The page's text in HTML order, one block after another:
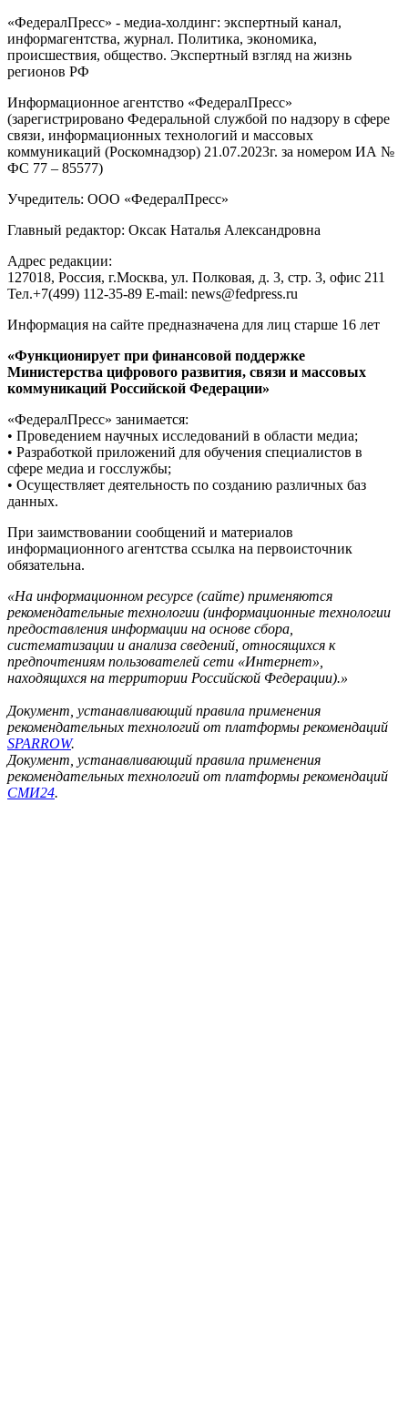
«ФедералПресс» - медиа-холдинг: экспертный канал,
информагентства, журнал. Политика, экономика,
происшествия, общество. Экспертный взгляд на жизнь
регионов РФ
Информационное агентство «ФедералПресс»
(зарегистрировано Федеральной службой по надзору в сфере
связи, информационных технологий и массовых
коммуникаций (Роскомнадзор) 21.07.2023г. за номером ИА №
ФС 77 – 85577)
Учредитель: ООО «ФедералПресс»
Главный редактор: Оксак Наталья Александровна
Адрес редакции:
127018, Россия, г.Москва, ул. Полковая, д. 3, стр. 3, офис 211
Тел.+7(499) 112-35-89 E-mail: news@fedpress.ru
Информация на сайте предназначена для лиц старше 16 лет
«Функционирует при финансовой поддержке
Министерства цифрового развития, связи и массовых
коммуникаций Российской Федерации»
«ФедералПресс» занимается:
• Проведением научных исследований в области медиа;
• Разработкой приложений для обучения специалистов в
сфере медиа и госслужбы;
• Осуществляет деятельность по созданию различных баз
данных.
При заимствовании сообщений и материалов
информационного агентства ссылка на первоисточник
обязательна.
«На информационном ресурсе (сайте) применяются
рекомендательные технологии (информационные технологии
предоставления информации на основе сбора,
систематизации и анализа сведений, относящихся к
предпочтениям пользователей сети «Интернет»,
находящихся на территории Российской Федерации).»
Документ, устанавливающий правила применения
рекомендательных технологий от платформы рекомендаций
SPARROW.
Документ, устанавливающий правила применения
рекомендательных технологий от платформы рекомендаций
СМИ24.